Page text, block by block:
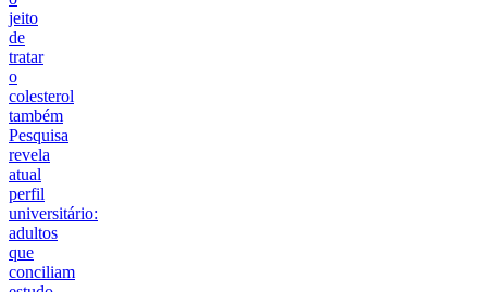
jeito
de
tratar
o
colesterol
também
Pesquisa
revela
atual
perfil
universitário:
adultos
que
conciliam